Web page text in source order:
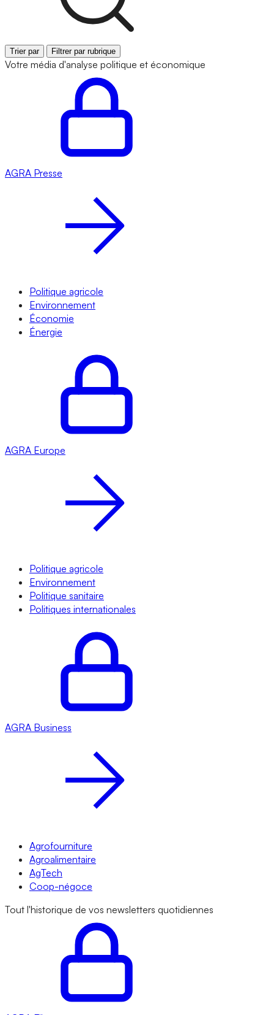
Trier par Filtrer par rubrique
Votre média d'analyse politique et économique
AGRA Presse
Politique agricole
Environnement
Économie
Énergie
AGRA Europe
Politique agricole
Environnement
Politique sanitaire
Politiques internationales
AGRA Business
Agrofourniture
Agroalimentaire
AgTech
Coop-négoce
Tout l'historique de vos newsletters quotidiennes